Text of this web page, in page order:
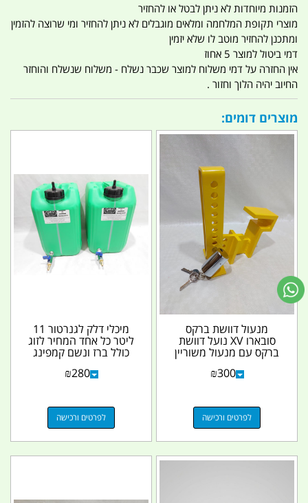
הזמנות מיוחדות לא ניתן לבטל או להחזיר
מוצרי תקופת המלחמה ומלאים מוגבלים לא ניתן להחזיר ומי שרוצה להזמין
ומתכנן להחזיר מוטב לו שלא יזמין
דמי ביטול למוצר 5 אחוז
אין החזרה על דמי משלוח למוצר שכבר נשלח - משלוח שנשלח והוחזר
החיוב יהיה הלוך וחזור .
מוצרים דומים:
מנעול דוושת ברקס
סובארו XV נועל דוושת
ברקס עם מנעול משוריין
₪300
לפרטים ורכישה
מיכלי דלק לגנרטור 11
ליטר כל אחד המחיר לזוג
כולל ברז ונשם קמפינג
₪280
לפרטים ורכישה